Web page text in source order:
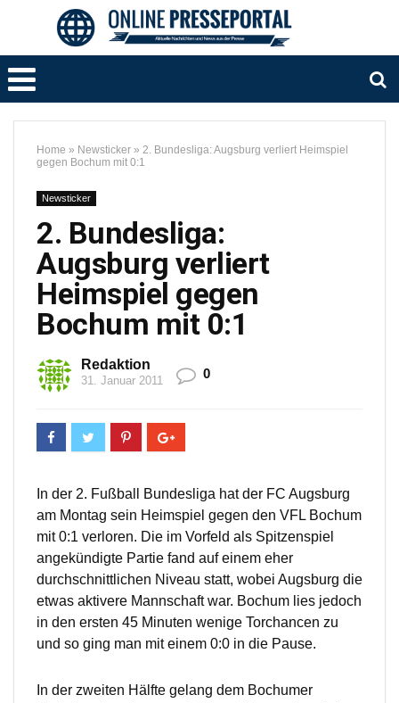
Home » Newsticker » 2. Bundesliga: Augsburg verliert Heimspiel
gegen Bochum mit 0:1
Newsticker
2. Bundesliga:
Augsburg verliert
Heimspiel gegen
Bochum mit 0:1
Redaktion
31. Januar 2011 0
In der 2. Fußball Bundesliga hat der FC Augsburg
am Montag sein Heimspiel gegen den VFL Bochum
mit 0:1 verloren. Die im Vorfeld als Spitzenspiel
angekündigte Partie fand auf einem eher
durchschnittlichen Niveau statt, wobei Augsburg die
etwas aktivere Mannschaft war. Bochum lies jedoch
in den ersten 45 Minuten wenige Torchancen zu
und so ging man mit einem 0:0 in die Pause.
In der zweiten Hälfte gelang dem Bochumer